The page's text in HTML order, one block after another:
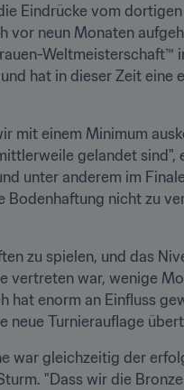
Eindrücke vom
vor neun Monaten
Weltmeisterschaft™
hat in dieser Zeit
mit einem Minimum
gelandet
unter anderem im
nicht zu
zu spielen, und das
hat enorm an Einfluss
neue Turnierauflage
war gleichzeitig der
"Dass wir die